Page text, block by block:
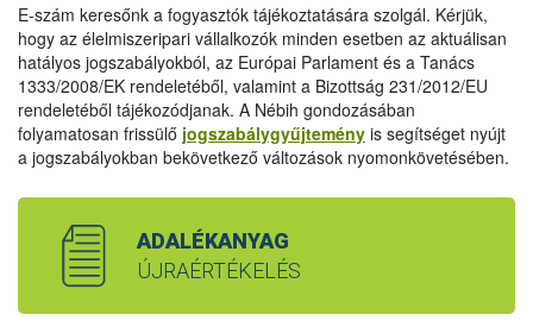
E-szám keresőnk a fogyasztók tájékoztatására szolgál. Kérjük,
hogy az élelmiszeripari vállalkozók minden esetben az aktuálisan
hatályos jogszabályokból, az Európai Parlament és a Tanács
1333/2008/EK rendeletéből, valamint a Bizottság 231/2012/EU
rendeletéből tájékozódjanak. A Nébih gondozásában
folyamatosan frissülő jogszabálygyűjtemény is segítséget nyújt
a jogszabályokban bekövetkező változások nyomonkövetésében.
ADALÉKANYAG
ÚJRAÉRTÉKELÉS